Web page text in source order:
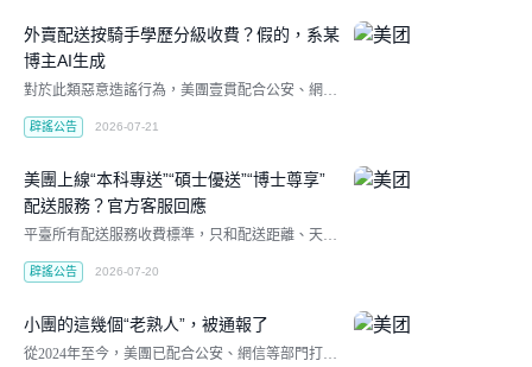
外賣配送按騎手學歷分級收費？假的，系某
博主AI生成
對於此類惡意造謠行為，美團壹貫配合公安、網信
等部門依法處置，此前已有多個造謠賬號的運營者
被行政拘留或行政處罰。
辟謠公告 2026-07-21
美團上線“本科專送”“碩士優送”“博士尊享”
配送服務？官方客服回應
平臺所有配送服務收費標準，只和配送距離、天
氣、訂單時段、運力情況掛鉤。
辟謠公告 2026-07-20
小團的這幾個“老熟人”，被通報了
從2024年至今，美團已配合公安、網信等部門打擊